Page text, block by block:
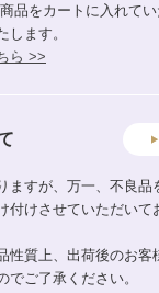
品をカートに入れて
します。
ら >>
ますが、万一、不良品
付けさせていただいて
性質上、出荷後のお客
ご了承ください。